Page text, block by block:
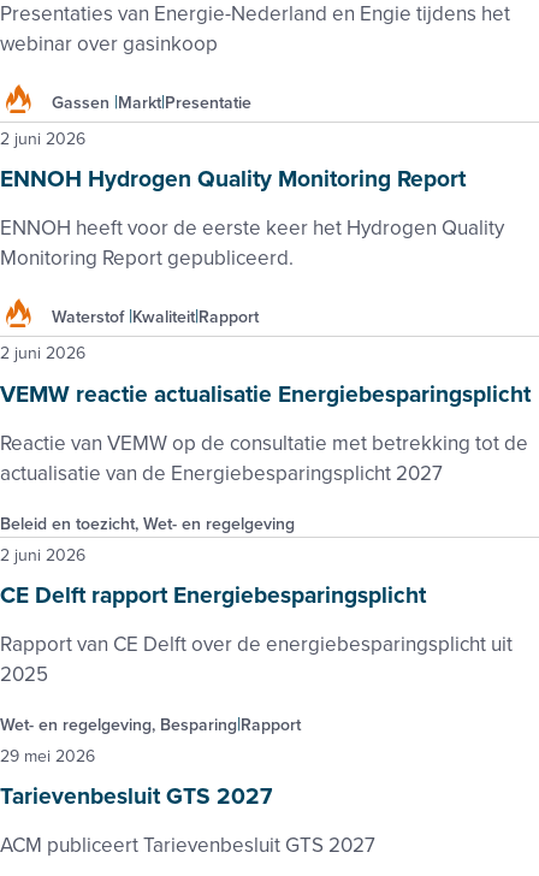
Presentaties van Energie-Nederland en Engie tijdens het
webinar over gasinkoop
Gassen Markt Presentatie
ENNOH Hydrogen Quality Monitoring Report
ENNOH heeft voor de eerste keer het Hydrogen Quality
Monitoring Report gepubliceerd.
2 juni 2026
Waterstof Kwaliteit Rapport
VEMW reactie actualisatie Energiebesparingsplicht
Reactie van VEMW op de consultatie met betrekking tot de
actualisatie van de Energiebesparingsplicht 2027
2 juni 2026
Beleid en toezicht, Wet- en regelgeving
CE Delft rapport Energiebesparingsplicht
Rapport van CE Delft over de energiebesparingsplicht uit
2025
2 juni 2026
Wet- en regelgeving, Besparing Rapport
Tarievenbesluit GTS 2027
ACM publiceert Tarievenbesluit GTS 2027
29 mei 2026